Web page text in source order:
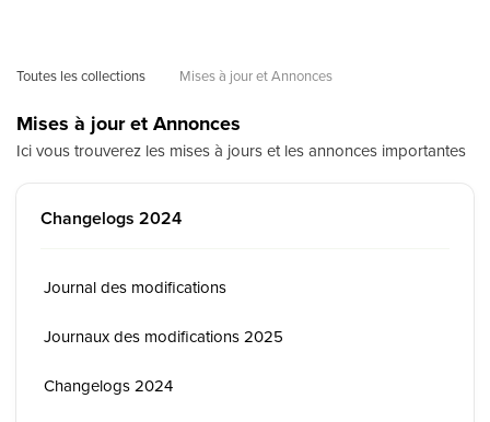
Toutes les collections Mises à jour et Annonces
Mises à jour et Annonces
Ici vous trouverez les mises à jours et les annonces importantes
Changelogs 2024
Journal des modifications
Journaux des modifications 2025
Changelogs 2024